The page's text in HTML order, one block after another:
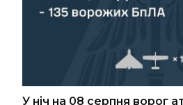
У ніч на 08 серпня ворог